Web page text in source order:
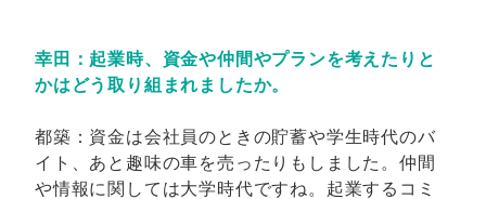
幸田：起業時、資金や仲間やプランを考えたりと
かはどう取り組まれましたか。
都築：資金は会社員のときの貯蓄や学生時代のバ
イト、あと趣味の車を売ったりもしました。仲間
や情報に関しては大学時代ですね。起業するコミ